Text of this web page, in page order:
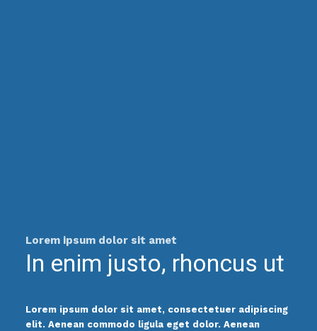
Lorem ipsum dolor sit amet
In enim justo, rhoncus ut
Lorem ipsum dolor sit amet, consectetuer adipiscing
elit. Aenean commodo ligula eget dolor. Aenean